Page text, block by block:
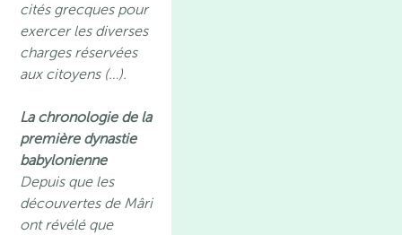
cités grecques pour
exercer les diverses
charges réservées
aux citoyens (…).
La chronologie de la
première dynastie
babylonienne
Depuis que les
découvertes de Mâri
ont révélé que